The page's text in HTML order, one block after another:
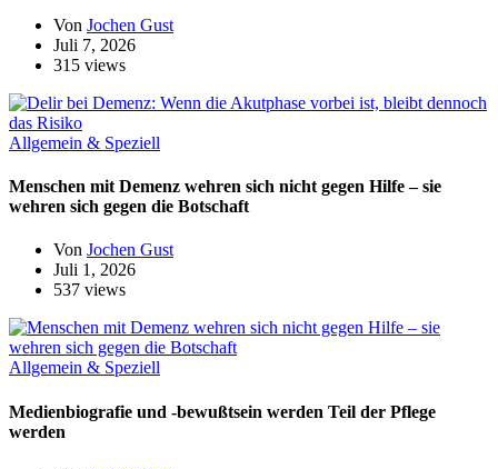
Von Jochen Gust
Juli 7, 2026
315 views
Allgemein & Speziell
Menschen mit Demenz wehren sich nicht gegen Hilfe – sie
wehren sich gegen die Botschaft
Von Jochen Gust
Juli 1, 2026
537 views
Allgemein & Speziell
Medienbiografie und -bewußtsein werden Teil der Pflege
werden